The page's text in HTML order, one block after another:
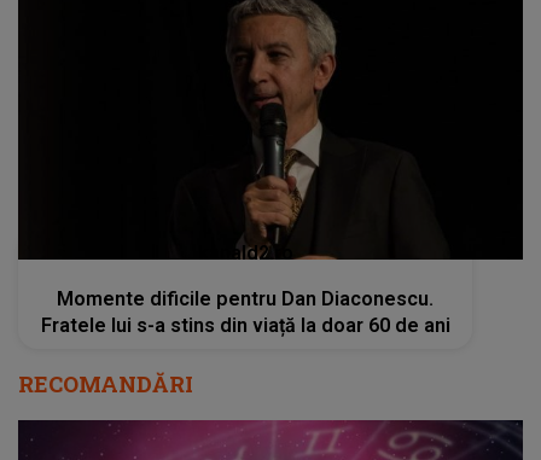
kanald2.ro
Momente dificile pentru Dan Diaconescu.
Fratele lui s-a stins din viață la doar 60 de ani
RECOMANDĂRI